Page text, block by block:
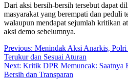
Dari aksi bersih-bersih tersebut dapat
masyarakat yang berempati dan peduli
walaupun mendapat sejumlah kritikan
aksi demo sebelumnya.
Post
navigation
Previous: Menindak Aksi Anarkis,
Terukur dan Sesuai Aturan
Next: Kritik DPR Memuncak: Saatnya
Bersih dan Transparan